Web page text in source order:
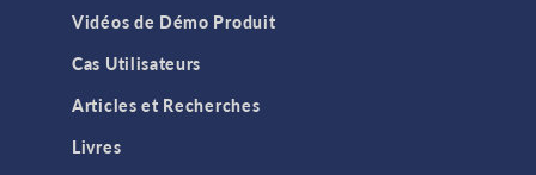
Vidéos de Démo Produit
Cas Utilisateurs
Articles et Recherches
Livres